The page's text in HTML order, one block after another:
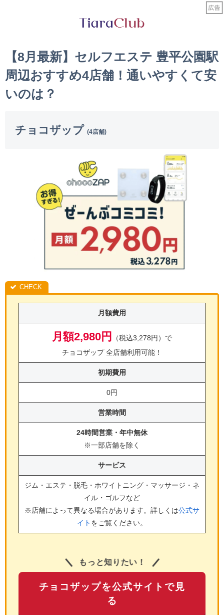
【8月最新】セルフエステ 豊平公園駅
周辺おすすめ4店舗！通いやすくて安
いのは？
チョコザップ (4店舗)
月額費用
月額2,980円
（税込3,278円）で
チョコザップ 全店舗利用可能！
初期費用
0円
営業時間
24時間営業・年中無休
※一部店舗を除く
サービス
ジム・エステ・脱毛・ホワイトニング・マッサージ・ネ
イル・ゴルフなど
※店舗によって異なる場合があります。詳しくは公式サ
イト をご覧ください。
もっと知りたい！
チョコザップを公式サイトで見
る